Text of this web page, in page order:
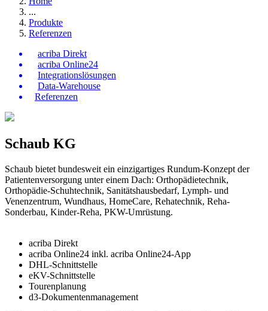
...
Produkte
Referenzen
acriba Direkt
acriba Online24
Integrationslösungen
Data-Warehouse
Referenzen
Schaub KG
Schaub bietet bundesweit ein einzigartiges Rundum-Konzept der
Patientenversorgung unter einem Dach: Orthopädietechnik,
Orthopädie-Schuhtechnik, Sanitätshausbedarf, Lymph- und
Venenzentrum, Wundhaus, HomeCare, Rehatechnik, Reha-
Sonderbau, Kinder-Reha, PKW-Umrüstung.
acriba Direkt
acriba Online24 inkl. acriba Online24-App
DHL-Schnittstelle
eKV-Schnittstelle
Tourenplanung
d3-Dokumentenmanagement